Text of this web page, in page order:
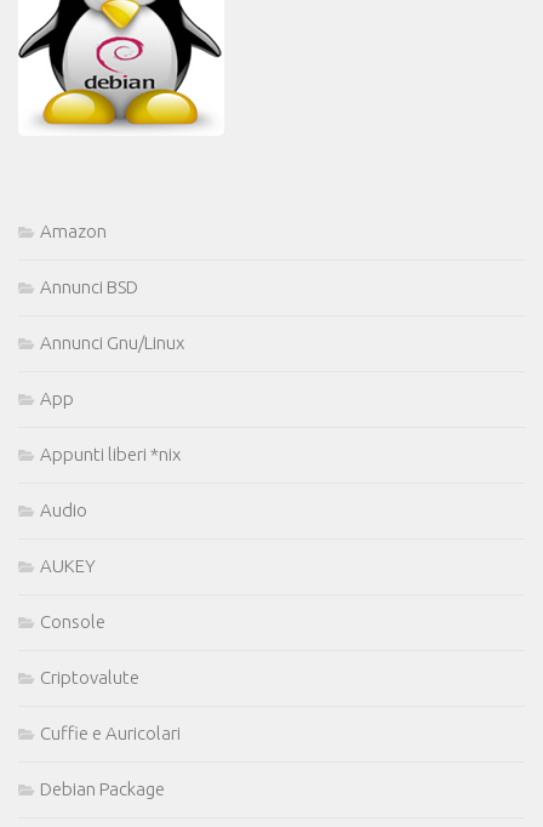
Amazon
Annunci BSD
Annunci Gnu/Linux
App
Appunti liberi *nix
Audio
AUKEY
Console
Criptovalute
Cuffie e Auricolari
Debian Package